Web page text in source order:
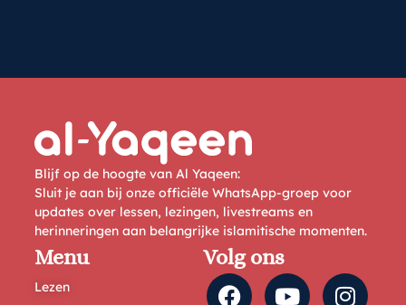
Blijf op de hoogte van Al Yaqeen:
Sluit je aan bij onze officiële WhatsApp-groep voor
updates over lessen, lezingen, livestreams en
herinneringen aan belangrijke islamitische momenten.
Menu
Lezen
Volg ons